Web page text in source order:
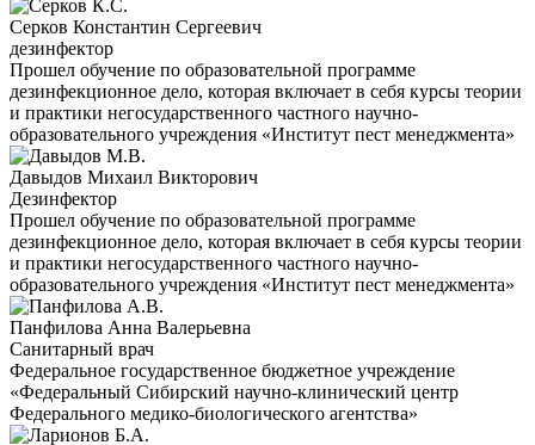
Серков Константин Сергеевич
дезинфектор
Прошел обучение по образовательной программе
дезинфекционное дело, которая включает в себя курсы теории
и практики негосударственного частного научно-
образовательного учреждения «Институт пест менеджмента»
Давыдов Михаил Викторович
Дезинфектор
Прошел обучение по образовательной программе
дезинфекционное дело, которая включает в себя курсы теории
и практики негосударственного частного научно-
образовательного учреждения «Институт пест менеджмента»
Панфилова Анна Валерьевна
Санитарный врач
Федеральное государственное бюджетное учреждение
«Федеральный Сибирский научно-клинический центр
Федерального медико-биологического агентства»